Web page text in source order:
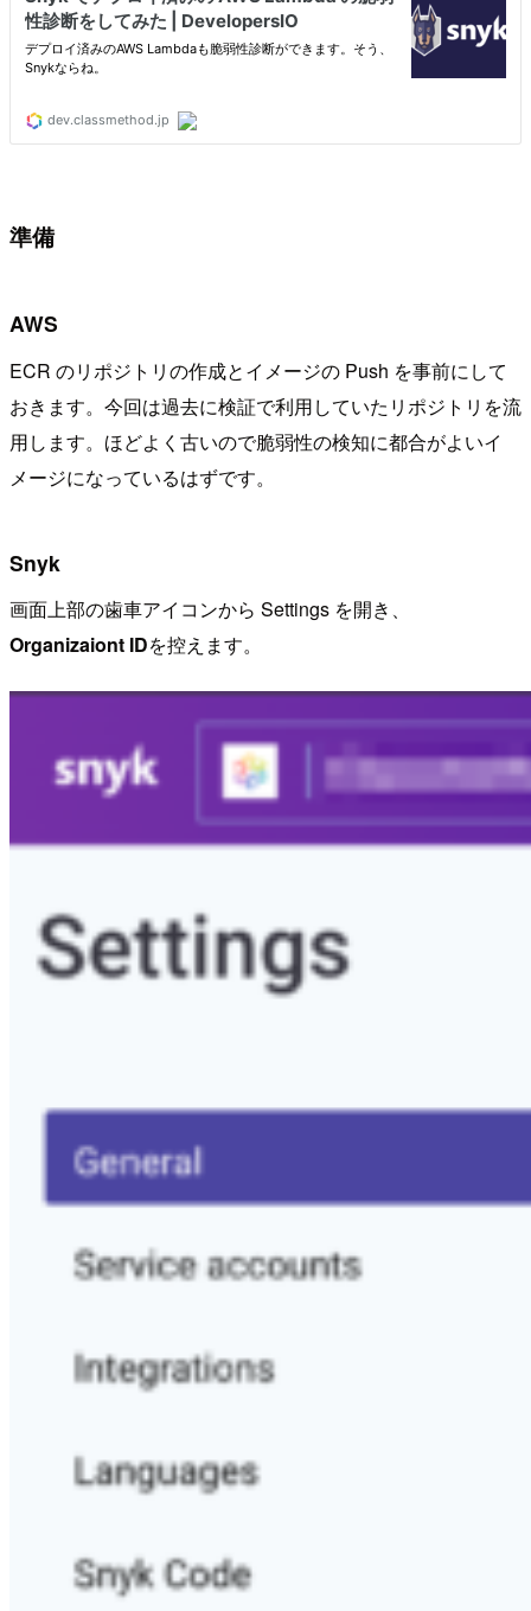
準備
AWS
ECR のリポジトリの作成とイメージの Push を事前にして
おきます。今回は過去に検証で利用していたリポジトリを流
用します。ほどよく古いので脆弱性の検知に都合がよいイ
メージになっているはずです。
Snyk
画面上部の歯車アイコンから Settings を開き、
Organizaiont IDを控えます。